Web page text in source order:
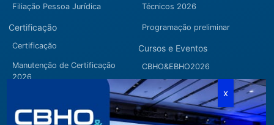
Filiação Pessoa Jurídica
Certificação
Certificação
Manutenção de Certificação
2026
Técnicos 2026
Programação preliminar
Cursos e Eventos
CBHO&EBHO2026
Cursos Modulares
Eventos Apoiados